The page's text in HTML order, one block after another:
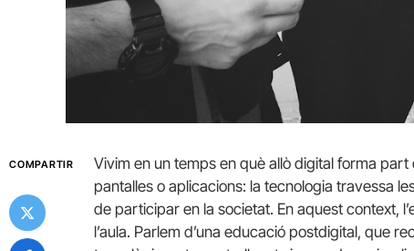
COMPARTIR
Vivim en un temps en què allò digital forma
pantalles o aplicacions: la tecnologia travessa
de participar en la societat. En aquest context,
l’aula. Parlem d’una educació postdigital, que